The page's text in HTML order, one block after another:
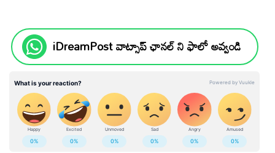
iDreamPost వాట్సాప్ ఛానల్ ని ఫాలో అవ్వండి